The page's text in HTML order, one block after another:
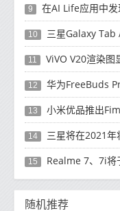
9 在AI Life应用中
10 三星Galaxy Tab
11 ViVO V20渲染图
12 华为FreeBuds
13 小米优品推出
14 三星将在2021
15 Realme 7、7i将于9
随机推荐